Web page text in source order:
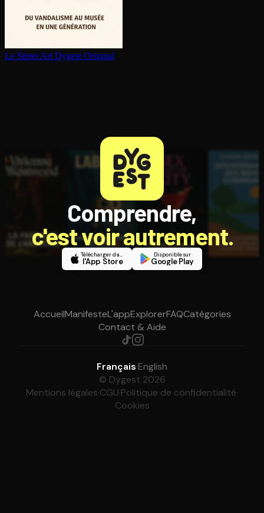
Le Street Art Dygest Original
Comprendre,
c'est voir autrement.
Télécharger dans
l'App Store
Disponible sur
Google Play
AccueilManifesteL'appExplorerFAQCatégories
Contact & Aide
Français·English
© Dygest 2026
Mentions légales·CGU·Politique de confidentialité·
Cookies